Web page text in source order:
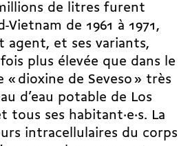
de litres furent
de 1961 à 1971,
agent, et ses variants,
plus élevée que dans le
dioxine de Seveso » très
d’eau potable de Los
ses habitant·e·s. La
intracellulaires du corps